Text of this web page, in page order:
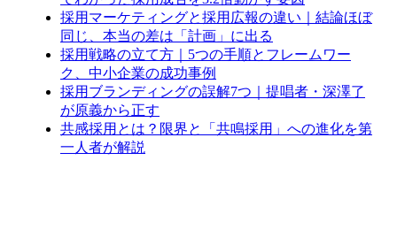
採用マーケティングと採用広報の違い｜結論ほぼ
同じ、本当の差は「計画」に出る
採用戦略の立て方｜5つの手順とフレームワー
ク、中小企業の成功事例
採用ブランディングの誤解7つ｜提唱者・深澤了
が原義から正す
共感採用とは？限界と「共鳴採用」への進化を第
一人者が解説